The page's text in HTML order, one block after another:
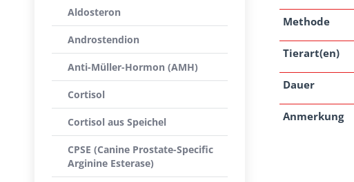
Methode
Tierart(en)
Dauer
Anmerkung
Aldosteron
Androstendion
Anti-Müller-Hormon (AMH)
Cortisol
Cortisol aus Speichel
CPSE (Canine Prostate-Specific
Arginine Esterase)